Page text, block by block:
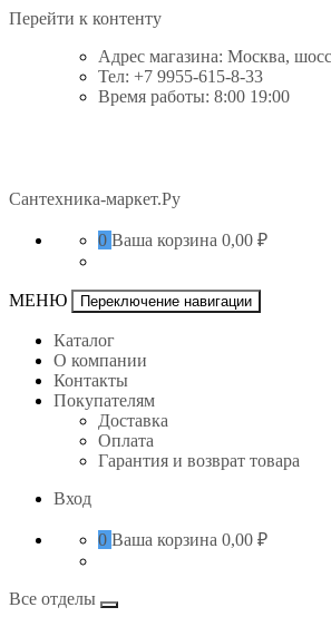
Перейти к контенту
Адрес магазина: Москва,
Тел: +7 9955-615-8-33
Время работы: 8:00 19:00
Сантехника-маркет.Ру
0 Ваша корзина 0,00 ₽
МЕНЮ Переключение навигации
Каталог
О компании
Контакты
Покупателям
Доставка
Оплата
Гарантия и возврат товара
Вход
0 Ваша корзина 0,00 ₽
Все отделы